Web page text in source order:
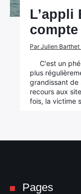
L’appli
Par Julien Barthet
C'est un
plus
grandissant de
recours aux
fois, la victime
Pages